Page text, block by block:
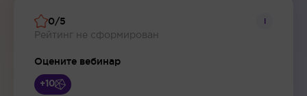
0/5
Рейтинг не сформирован
i
Оцените вебинар
+10